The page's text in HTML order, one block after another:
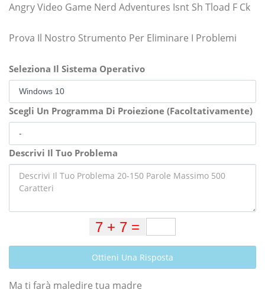
Angry Video Game Nerd Adventures Isnt Sh Tload F Ck
Prova Il Nostro Strumento Per Eliminare I Problemi
Seleziona Il Sistema Operativo
Scegli Un Programma Di Proiezione (Facoltativamente)
Descrivi Il Tuo Problema
Ottieni Una Risposta
Ma ti farà maledire tua madre